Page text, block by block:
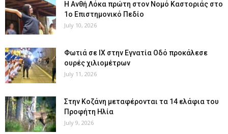
Η Ανθή Λόκα πρώτη στον Νομό Καστοριάς στο
1ο Επιστημονικό Πεδίο
July 10, 2026
Φωτιά σε ΙΧ στην Εγνατία Οδό προκάλεσε
ουρές χιλιομέτρων
July 11, 2026
Στην Κοζάνη μεταφέρονται τα 14 ελάφια του
Προφήτη Ηλία
July 9, 2026